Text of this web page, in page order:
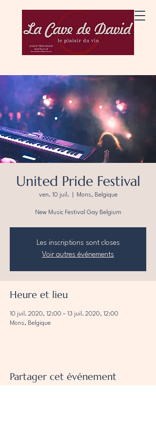
United Pride Festival
ven. 10 juil. Mons, Belgique
New Music Festival Gay Belgium
Les inscriptions sont closes
Voir autres événements
Heure et lieu
10 juil. 2020, 12:00 – 13 juil. 2020, 12:00
Mons, Belgique
Partager cet événement